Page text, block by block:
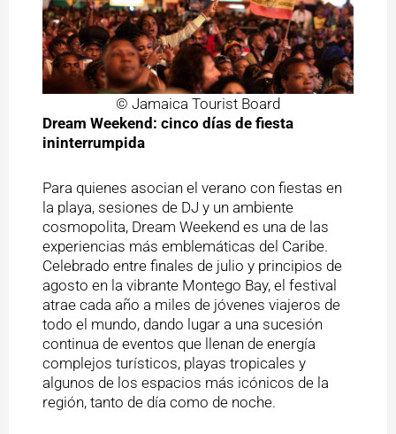
© Jamaica Tourist Board
Dream Weekend: cinco días de fiesta
ininterrumpida
Para quienes asocian el verano con fiestas en
la playa, sesiones de DJ y un ambiente
cosmopolita, Dream Weekend es una de las
experiencias más emblemáticas del Caribe.
Celebrado entre finales de julio y principios de
agosto en la vibrante Montego Bay, el festival
atrae cada año a miles de jóvenes viajeros de
todo el mundo, dando lugar a una sucesión
continua de eventos que llenan de energía
complejos turísticos, playas tropicales y
algunos de los espacios más icónicos de la
región, tanto de día como de noche.